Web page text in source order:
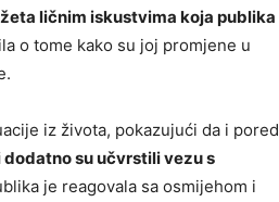
ličnim iskustvima koja publika
o tome kako su joj promjene u
iz života, pokazujući da i pored
su učvrstili vezu s
je reagovala sa osmijehom i